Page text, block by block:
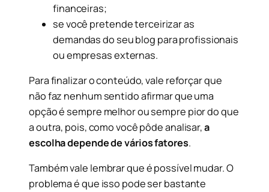
financeiras;
se você pretende terceirizar as
demandas do seu blog para profissionais
ou empresas externas.
Para finalizar o conteúdo, vale reforçar que
não faz nenhum sentido afirmar que uma
opção é sempre melhor ou sempre pior do que
a outra, pois, como você pôde analisar,a
escolha depende de vários fatores.
Também vale lembrar que é possível mudar. O
problema é que isso pode ser bastante